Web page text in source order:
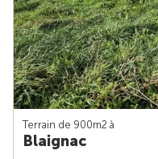
Terrain de 900m2 à
Blaignac